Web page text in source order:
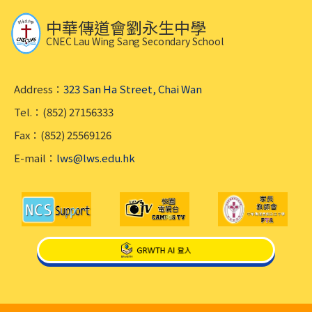
中華傳道會劉永生中學
CNEC Lau Wing Sang Secondary School
Address： 323 San Ha Street, Chai Wan
Tel.：(852) 27156333
Fax：(852) 25569126
E-mail： lws@lws.edu.hk